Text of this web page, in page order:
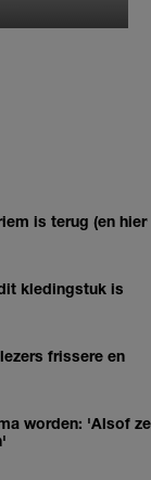
is terug (en hier
kledingstuk is
frissere en
worden: 'Alsof ze